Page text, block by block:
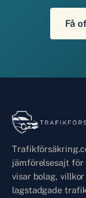
Få
jämförelsesajt
visar bolag,
lagstadgade